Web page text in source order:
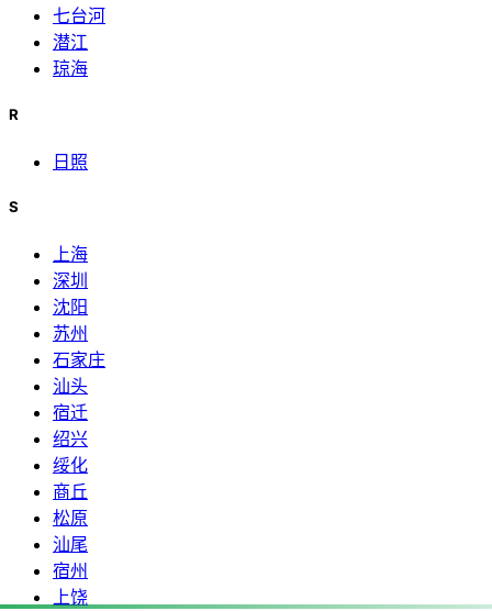
七台河
潜江
琼海
R
日照
S
上海
深圳
沈阳
苏州
石家庄
汕头
宿迁
绍兴
绥化
商丘
松原
汕尾
宿州
上饶